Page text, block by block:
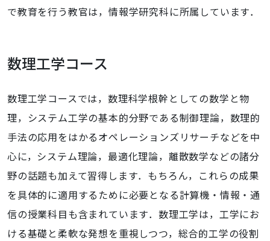
で教育を行う教官は，情報学研究科に所属しています．
数理工学コース
数理工学コースでは，数理科学根幹としての数学と物
理，システム工学の基本的分野である制御理論，数理的
手法の応用をはかるオペレーションズリサーチなどを中
心に，システム理論，最適化理論，離散数学などの諸分
野の話題も加えて習得します．もちろん，これらの成果
を具体的に適用するために必要となる計算機・情報・通
信の授業科目も含まれています．数理工学は，工学にお
ける基礎と柔軟な発想を重視しつつ，総合的工学の役割